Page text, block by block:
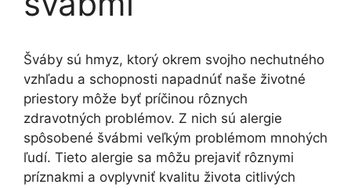
Šváby sú hmyz, ktorý okrem svojho nechutného
vzhľadu a schopnosti napadnúť naše životné
priestory môže byť príčinou rôznych
zdravotných problémov. Z nich sú alergie
spôsobené švábmi veľkým problémom mnohých
ľudí. Tieto alergie sa môžu prejaviť rôznymi
príznakmi a ovplyvniť kvalitu života citlivých